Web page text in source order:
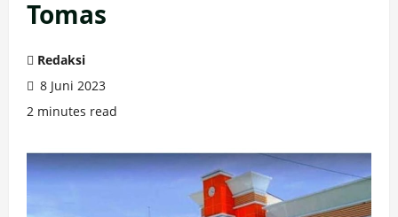
Tomas
Redaksi
8 Juni 2023
2 minutes read